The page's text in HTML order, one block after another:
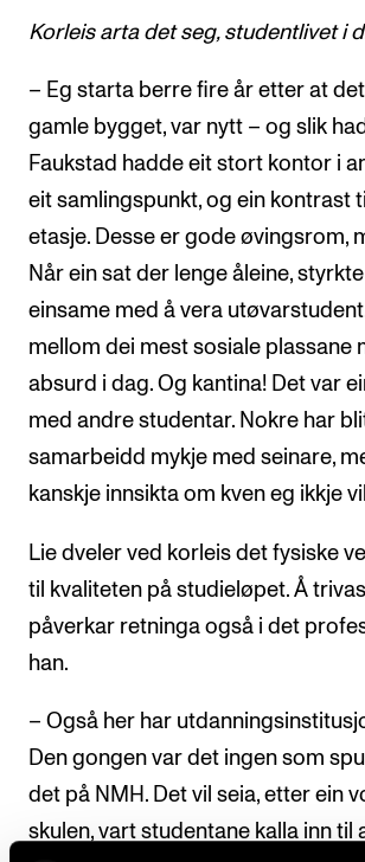
Korleis arta det seg, studentlivet i
– Eg starta berre fire år etter at
gamle bygget, var nytt – og slik
Faukstad hadde eit stort kontor i
eit samlingspunkt, og ein kontrast
etasje. Desse er gode øvingsrom,
Når ein sat der lenge åleine,
einsame med å vera
mellom dei mest sosiale plassane
absurd i dag. Og kantina! Det var
med andre studentar. Nokre har
samarbeidd mykje med seinare,
kanskje innsikta om kven eg ikkje
Lie dveler ved korleis det fysiske
til kvaliteten på studieløpet. Å
påverkar retninga også i det
han.
– Også her har
Den gongen var det ingen som
det på NMH. Det vil seia, etter ein
skulen, vart studentane kalla inn til